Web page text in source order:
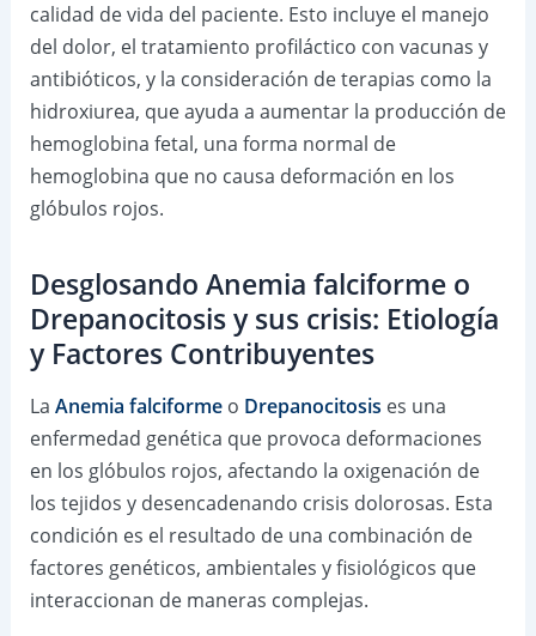
calidad de vida del paciente. Esto incluye el manejo
del dolor, el tratamiento profiláctico con vacunas y
antibióticos, y la consideración de terapias como la
hidroxiurea, que ayuda a aumentar la producción de
hemoglobina fetal, una forma normal de
hemoglobina que no causa deformación en los
glóbulos rojos.
Desglosando Anemia falciforme o
Drepanocitosis y sus crisis: Etiología
y Factores Contribuyentes
La Anemia falciformeo Drepanocitosis es una
enfermedad genética que provoca deformaciones
en los glóbulos rojos, afectando la oxigenación de
los tejidos y desencadenando crisis dolorosas. Esta
condición es el resultado de una combinación de
factores genéticos, ambientales y fisiológicos que
interaccionan de maneras complejas.